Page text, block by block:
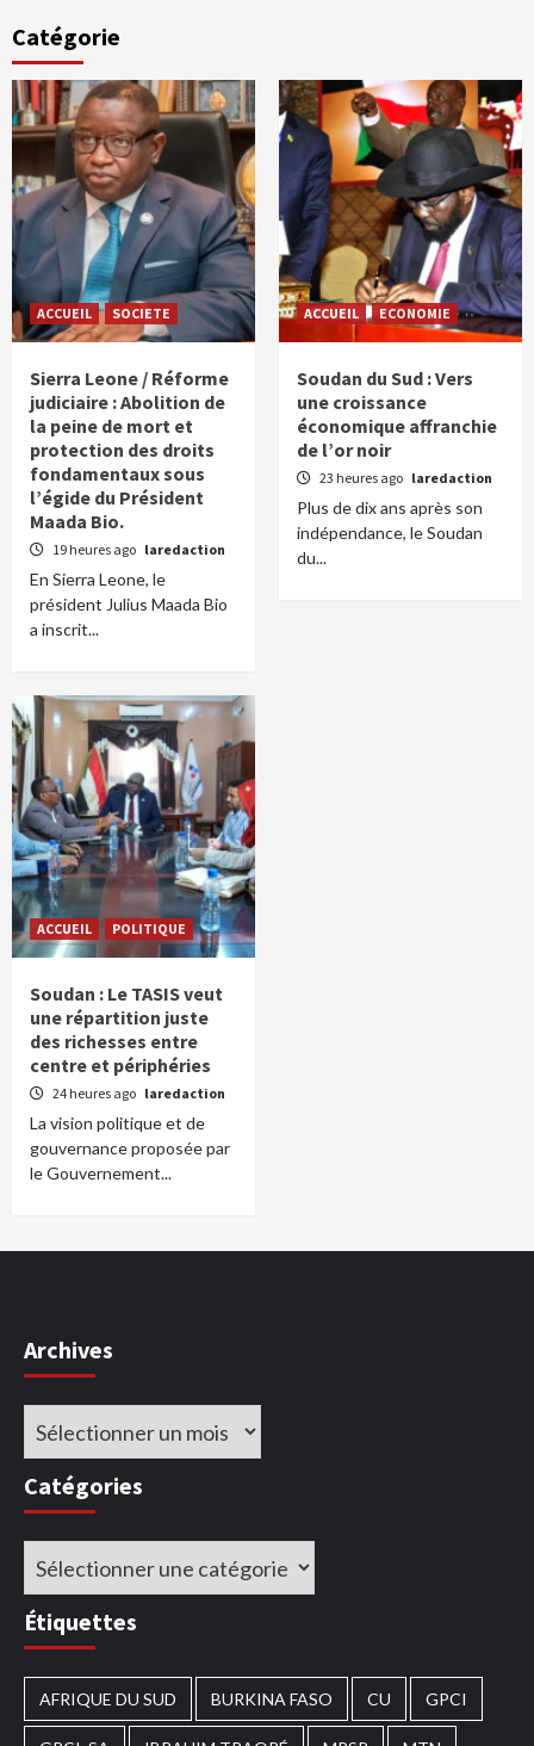
Catégorie
ACCUEIL SOCIETE
Sierra Leone / Réforme
judiciaire : Abolition de
la peine de mort et
protection des droits
fondamentaux sous
l’égide du Président
Maada Bio.
19 heures ago laredaction
En Sierra Leone, le
président Julius Maada Bio
a inscrit...
ACCUEIL ECONOMIE
Soudan du Sud : Vers
une croissance
économique affranchie
de l’or noir
23 heures ago laredaction
Plus de dix ans après son
indépendance, le Soudan
du...
ACCUEIL POLITIQUE
Soudan : Le TASIS veut
une répartition juste
des richesses entre
centre et périphéries
24 heures ago laredaction
La vision politique et de
gouvernance proposée par
le Gouvernement...
Archives
Archives
Catégories
Catégories
Étiquettes
AFRIQUE DU SUD BURKINA FASO CU GPCI